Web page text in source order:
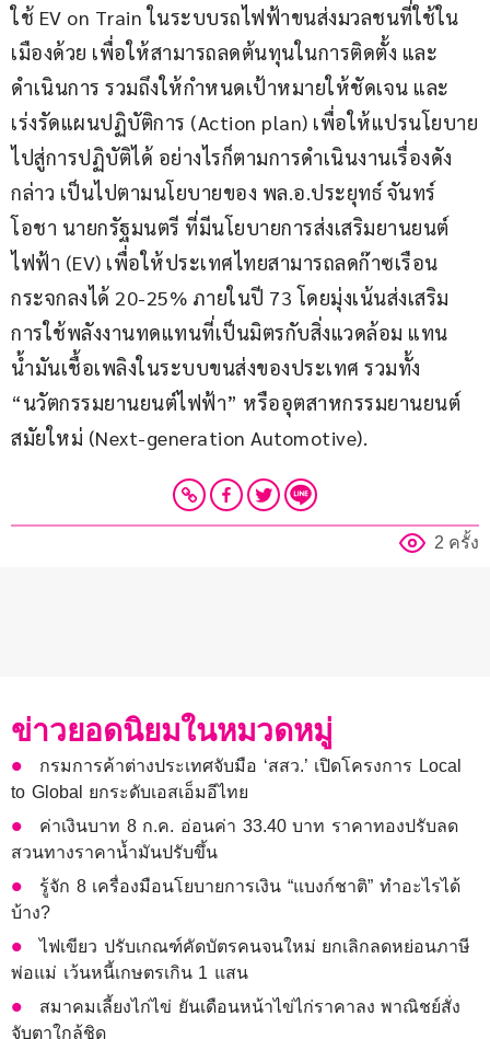
ใช้ EV on Train ในระบบรถไฟฟ้าขนส่งมวลชนที่ใช้ใน
เมืองด้วย เพื่อให้สามารถลดต้นทุนในการติดตั้ง และ
ดำเนินการ รวมถึงให้กำหนดเป้าหมายให้ชัดเจน และ
เร่งรัดแผนปฏิบัติการ (Action plan) เพื่อให้แปรนโยบาย
ไปสู่การปฏิบัติได้ อย่างไรก็ตามการดำเนินงานเรื่องดัง
กล่าว เป็นไปตามนโยบายของ พล.อ.ประยุทธ์ จันทร์
โอชา นายกรัฐมนตรี ที่มีนโยบายการส่งเสริมยานยนต์
ไฟฟ้า (EV) เพื่อให้ประเทศไทยสามารถลดก๊าซเรือน
กระจกลงได้ 20-25% ภายในปี 73 โดยมุ่งเน้นส่งเสริม
การใช้พลังงานทดแทนที่เป็นมิตรกับสิ่งแวดล้อม แทน
น้ำมันเชื้อเพลิงในระบบขนส่งของประเทศ รวมทั้ง
“นวัตกรรมยานยนต์ไฟฟ้า” หรืออุตสาหกรรมยานยนต์
สมัยใหม่ (Next-generation Automotive).
2 ครั้ง
ข่าวยอดนิยมในหมวดหมู่
กรมการค้าต่างประเทศจับมือ ‘สสว.’ เปิดโครงการ Local
to Global ยกระดับเอสเอ็มอีไทย
ค่าเงินบาท 8 ก.ค. อ่อนค่า 33.40 บาท ราคาทองปรับลด
สวนทางราคาน้ำมันปรับขึ้น
รู้จัก 8 เครื่องมือนโยบายการเงิน “แบงก์ชาติ” ทำอะไรได้
บ้าง?
ไฟเขียว ปรับเกณฑ์คัดบัตรคนจนใหม่ ยกเลิกลดหย่อนภาษี
พ่อแม่ เว้นหนี้เกษตรเกิน 1 แสน
สมาคมเลี้ยงไก่ไข่ ยันเดือนหน้าไข่ไก่ราคาลง พาณิชย์สั่ง
จับตาใกล้ชิด